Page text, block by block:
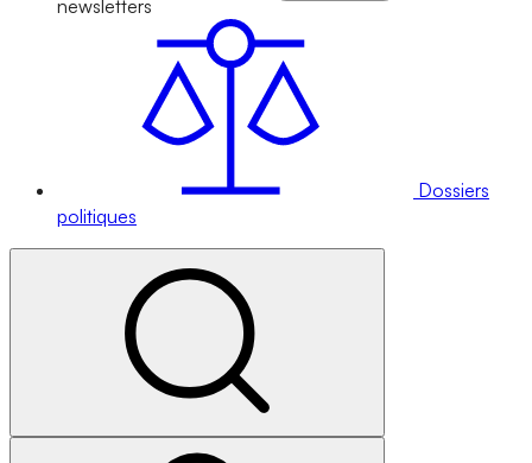
newsletters
Dossiers
politiques